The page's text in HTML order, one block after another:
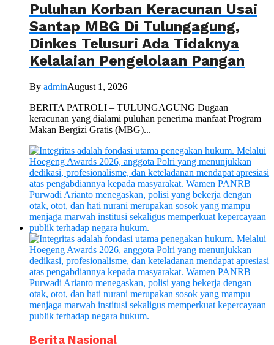
Puluhan Korban Keracunan Usai
Santap MBG Di Tulungagung,
Dinkes Telusuri Ada Tidaknya
Kelalaian Pengelolaan Pangan
By adminAugust 1, 2026
BERITA PATROLI – TULUNGAGUNG Dugaan
keracunan yang dialami puluhan penerima manfaat Program
Makan Bergizi Gratis (MBG)...
Berita Nasional